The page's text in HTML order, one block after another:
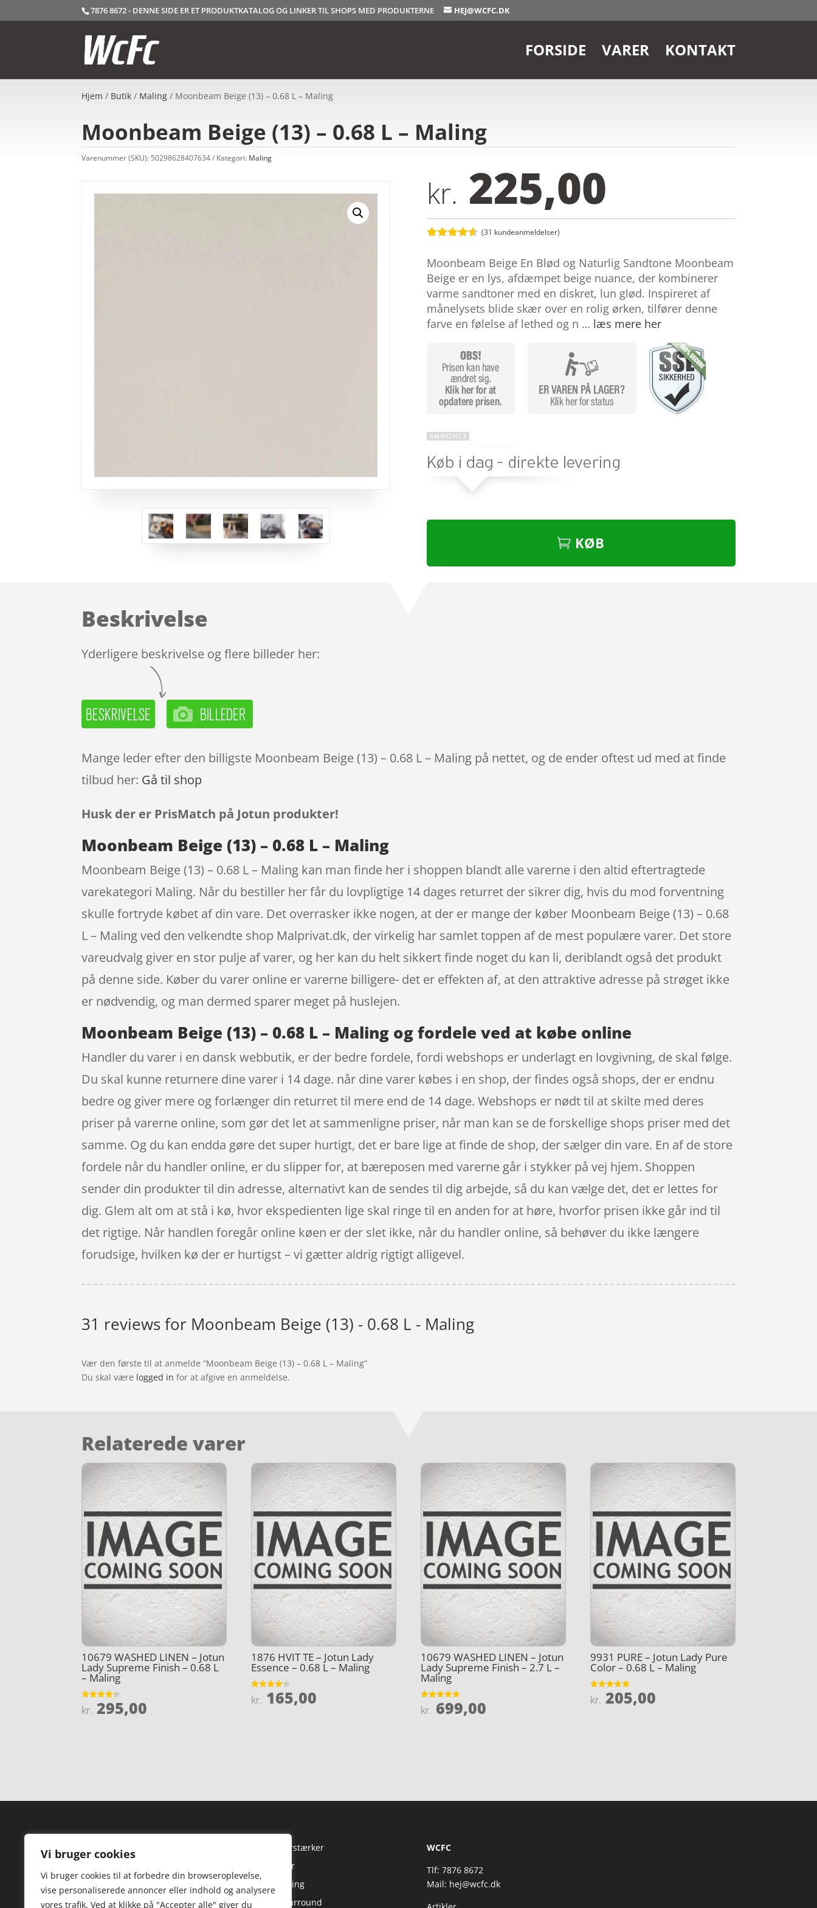
Vi bruger cookies
Vi bruger cookies til at forbedre din browseroplevelse,
vise personaliserede annoncer eller indhold og analysere
vores trafik. Ved at klikke på "Accepter alle" giver du
7876 8672 - DENNE SIDE ER ET PRODUKTKATALOG OG LINKER TIL SHOPS MED PRODUKTERNE HEJ@WCFC.DK
FORSIDE VARER KONTAKT
Hjem / Butik / Maling / Moonbeam Beige (13) – 0.68 L – Maling
Moonbeam Beige (13) – 0.68 L – Maling
Varenummer (SKU): 50298628407634 Kategori: Maling
kr. 225,00
ud af 5
baseret
på
kundebedø
mmelser
(31 kundeanmeldelser)
Moonbeam Beige En Blød og Naturlig Sandtone Moonbeam
Beige er en lys, afdæmpet beige nuance, der kombinerer
varme sandtoner med en diskret, lun glød. Inspireret af
månelysets blide skær over en rolig ørken, tilfører denne
farve en følelse af lethed og n … læs mere her
KØB
Beskrivelse
Yderligere beskrivelse og flere billeder her:
Mange leder efter den billigste Moonbeam Beige (13) – 0.68 L – Maling på nettet, og de ender oftest ud med at finde
tilbud her: Gå til shop
Husk der er PrisMatch på Jotun produkter!
Moonbeam Beige (13) – 0.68 L – Maling
Moonbeam Beige (13) – 0.68 L – Maling kan man finde her i shoppen blandt alle varerne i den altid eftertragtede
varekategori Maling. Når du bestiller her får du lovpligtige 14 dages returret der sikrer dig, hvis du mod forventning
skulle fortryde købet af din vare. Det overrasker ikke nogen, at der er mange der køber Moonbeam Beige (13) – 0.68
L – Maling ved den velkendte shop Malprivat.dk, der virkelig har samlet toppen af de mest populære varer. Det store
vareudvalg giver en stor pulje af varer, og her kan du helt sikkert finde noget du kan li, deriblandt også det produkt
på denne side. Køber du varer online er varerne billigere- det er effekten af, at den attraktive adresse på strøget ikke
er nødvendig, og man dermed sparer meget på huslejen.
Moonbeam Beige (13) – 0.68 L – Maling og fordele ved at købe online
Handler du varer i en dansk webbutik, er der bedre fordele, fordi webshops er underlagt en lovgivning, de skal følge.
Du skal kunne returnere dine varer i 14 dage. når dine varer købes i en shop, der findes også shops, der er endnu
bedre og giver mere og forlænger din returret til mere end de 14 dage. Webshops er nødt til at skilte med deres
priser på varerne online, som gør det let at sammenligne priser, når man kan se de forskellige shops priser med det
samme. Og du kan endda gøre det super hurtigt, det er bare lige at finde de shop, der sælger din vare. En af de store
fordele når du handler online, er du slipper for, at bæreposen med varerne går i stykker på vej hjem. Shoppen
sender din produkter til din adresse, alternativt kan de sendes til dig arbejde, så du kan vælge det, det er lettes for
dig. Glem alt om at stå i kø, hvor ekspedienten lige skal ringe til en anden for at høre, hvorfor prisen ikke går ind til
det rigtige. Når handlen foregår online køen er der slet ikke, når du handler online, så behøver du ikke længere
forudsige, hvilken kø der er hurtigst – vi gætter aldrig rigtigt alligevel.
31 reviews for Moonbeam Beige (13) - 0.68 L - Maling
Vær den første til at anmelde “Moonbeam Beige (13) – 0.68 L – Maling”
Du skal være logged in for at afgive en anmeldelse.
Relaterede varer
10679 WASHED LINEN – Jotun
Lady Supreme Finish – 0.68 L
– Maling
Vurderet
4.3
kr. 295,00
1876 HVIT TE – Jotun Lady
Essence – 0.68 L – Maling
Vurderet
4.2
kr. 165,00
10679 WASHED LINEN – Jotun
Lady Supreme Finish – 2.7 L –
Maling
Vurderet
4.8
kr. 699,00
9931 PURE – Jotun Lady Pure
Color – 0.68 L – Maling
Vurderet
4.9
kr. 205,00
Forside
Kontakt
HiFi Forstærker
Højtaler
Streaming
TV & Surround
WCFC
Tlf: 7876 8672
Mail: hej@wcfc.dk